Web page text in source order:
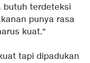
butuh terdeteksi
punya rasa
kuat."
tapi dipadukan